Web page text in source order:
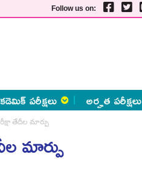
Follow us on:
పరీక్షలు అర్హత పరీక్షలు
తేదీల మార్పు
మార్పు